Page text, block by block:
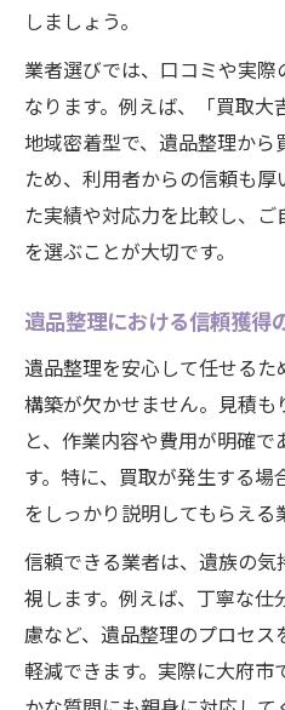
しましょう。
業者選びでは、口コミや実
なります。例えば、「買取
地域密着型で、遺品整理か
ため、利用者からの信頼も
た実績や対応力を比較し、
を選ぶことが大切です。
遺品整理における信頼獲得
遺品整理を安心して任せる
構築が欠かせません。見積
と、作業内容や費用が明確
す。特に、買取が発生する
をしっかり説明してもらえる
信頼できる業者は、遺族の
視します。例えば、丁寧な
慮など、遺品整理のプロセ
軽減できます。実際に大府